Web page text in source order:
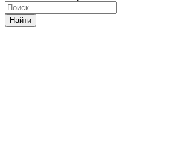
Найти